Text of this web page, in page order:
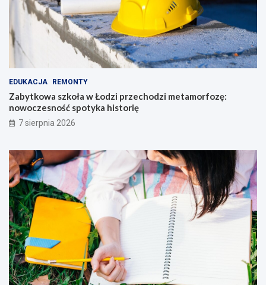
EDUKACJA REMONTY
Zabytkowa szkoła w Łodzi przechodzi metamorfozę:
nowoczesność spotyka historię
7 sierpnia 2026